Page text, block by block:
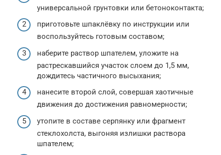
универсальной грунтовки или бетоноконтакта;
приготовьте шпаклёвку по инструкции или
воспользуйтесь готовым составом;
наберите раствор шпателем, уложите на
растрескавшийся участок слоем до 1,5 мм,
дождитесь частичного высыхания;
нанесите второй слой, совершая хаотичные
движения до достижения равномерности;
утопите в составе серпянку или фрагмент
стеклохолста, выгоняя излишки раствора
шпателем;